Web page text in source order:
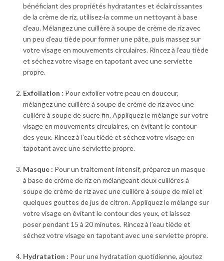
bénéficiant des propriétés hydratantes et éclaircissantes
de la crème de riz, utilisez-la comme un nettoyant à base
d’eau. Mélangez une cuillère à soupe de crème de riz avec
un peu d’eau tiède pour former une pâte, puis massez sur
votre visage en mouvements circulaires. Rincez à l’eau tiède
et séchez votre visage en tapotant avec une serviette
propre.
Exfoliation : Pour exfolier votre peau en douceur,
mélangez une cuillère à soupe de crème de riz avec une
cuillère à soupe de sucre fin. Appliquez le mélange sur votre
visage en mouvements circulaires, en évitant le contour
des yeux. Rincez à l’eau tiède et séchez votre visage en
tapotant avec une serviette propre.
Masque : Pour un traitement intensif, préparez un masque
à base de crème de riz en mélangeant deux cuillères à
soupe de crème de riz avec une cuillère à soupe de miel et
quelques gouttes de jus de citron. Appliquez le mélange sur
votre visage en évitant le contour des yeux, et laissez
poser pendant 15 à 20 minutes. Rincez à l’eau tiède et
séchez votre visage en tapotant avec une serviette propre.
Hydratation : Pour une hydratation quotidienne, ajoutez